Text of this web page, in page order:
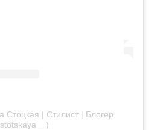
Стоцкая | Стилист | Блогер